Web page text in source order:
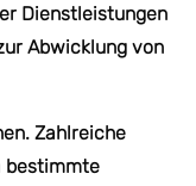
Dienstleistungen
Abwicklung von
Zahlreiche
bestimmte